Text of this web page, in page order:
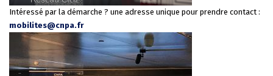
Intéressé par la démarche ? une adresse unique pour prendre contact :
mobilites@cnpa.fr